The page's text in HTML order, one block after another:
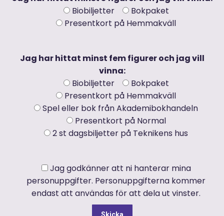
Biobiljetter
Bokpaket
Presentkort på Hemmakväll
Jag har hittat minst fem figurer och jag vill
vinna:
Biobiljetter
Bokpaket
Presentkort på Hemmakväll
Spel eller bok från Akademibokhandeln
Presentkort på Normal
2 st dagsbiljetter på Teknikens hus
Jag godkänner att ni hanterar mina
personuppgifter. Personuppgifterna kommer
endast att användas för att dela ut vinster.